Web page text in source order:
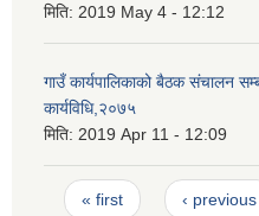
मिति: 2019 May 4 - 12:12
गाउँ कार्यपालिकाको बैठक संचालन
कार्यविधि,२०७५
मिति: 2019 Apr 11 - 12:09
Pages
« first ‹ previous